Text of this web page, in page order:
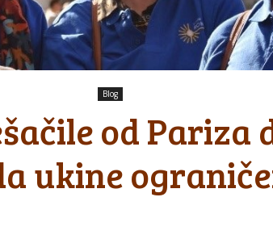
Blog
od Pariza
ukine